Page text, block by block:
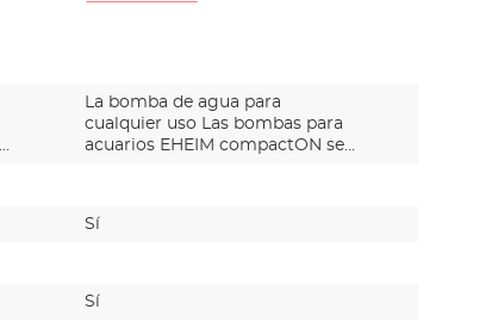
La bomba de agua para
cualquier uso Las bombas para
acuarios EHEIM compactON se
Sí
Sí